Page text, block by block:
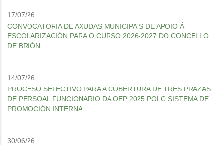
17/07/26
CONVOCATORIA DE AXUDAS MUNICIPAIS DE APOIO Á
ESCOLARIZACIÓN PARA O CURSO 2026-2027 DO CONCELLO
DE BRIÓN
14/07/26
PROCESO SELECTIVO PARA A COBERTURA DE TRES PRAZAS
DE PERSOAL FUNCIONARIO DA OEP 2025 POLO SISTEMA DE
PROMOCIÓN INTERNA
30/06/26